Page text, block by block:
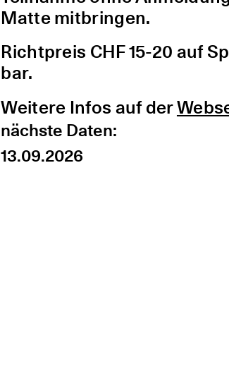
Matte mitbringen.
Richtpreis CHF 15-20 auf
bar.
Weitere Infos auf der
nächste Daten:
13.09.2026